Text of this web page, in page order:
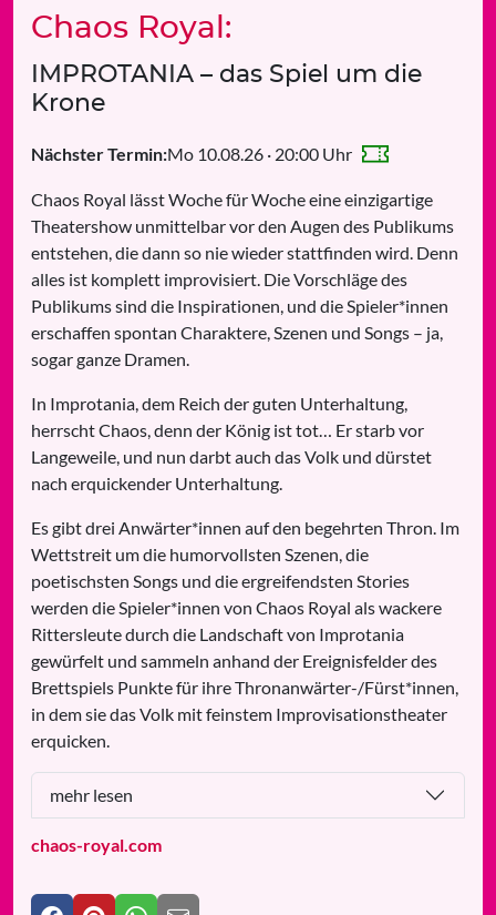
Chaos Royal:
IMPROTANIA – das Spiel um die
Krone
Nächster Termin:Mo 10.08.26 · 20:00 Uhr
Chaos Royal lässt Woche für Woche eine einzigartige
Theatershow unmittelbar vor den Augen des Publikums
entstehen, die dann so nie wieder stattfinden wird. Denn
alles ist komplett improvisiert. Die Vorschläge des
Publikums sind die Inspirationen, und die Spieler*innen
erschaffen spontan Charaktere, Szenen und Songs – ja,
sogar ganze Dramen.
In Improtania, dem Reich der guten Unterhaltung,
herrscht Chaos, denn der König ist tot… Er starb vor
Langeweile, und nun darbt auch das Volk und dürstet
nach erquickender Unterhaltung.
Es gibt drei Anwärter*innen auf den begehrten Thron. Im
Wettstreit um die humorvollsten Szenen, die
poetischsten Songs und die ergreifendsten Stories
werden die Spieler*innen von Chaos Royal als wackere
Rittersleute durch die Landschaft von Improtania
gewürfelt und sammeln anhand der Ereignisfelder des
Brettspiels Punkte für ihre Thronanwärter-/Fürst*innen,
in dem sie das Volk mit feinstem Improvisationstheater
erquicken.
mehr lesen
chaos-royal.com